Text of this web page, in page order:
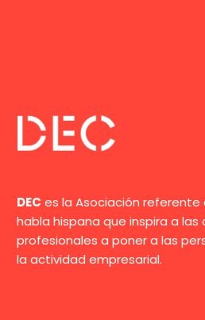
DEC es la Asociación referente
habla hispana que inspira a las
profesionales a poner a las
la actividad empresarial.